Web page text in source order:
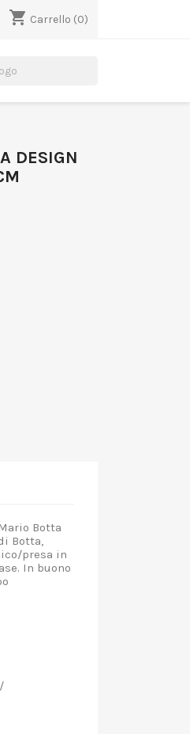
shopping_cart Carrello (0)
DESIGN
Botta
Botta,
presa in
In buono